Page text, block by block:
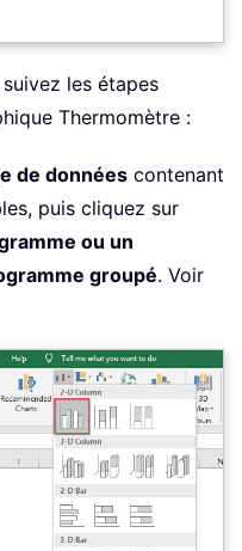
les étapes
Thermomètre :
de données contenant
puis cliquez sur
ou un
groupé. Voir